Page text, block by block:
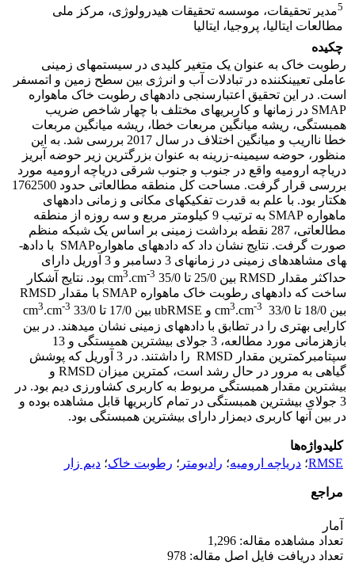
5مدیر تحقیقات، موسسه تحقیقات هیدرولوژی، مرکز ملی
مطالعات ایتالیا، پروجیا، ایتالیا
چکیده
رطوبت خاک به عنوان یک متغیر کلیدی در سیستم­های زمینی
عاملی تعیین­کننده در تبادلات آب و انرژی بین سطح زمین و اتمسفر
است. در این تحقیق اعتبارسنجی داده­های رطوبت خاک ماهواره
SMAP در زمان­ها و کاربری­های مختلف با چهار شاخص ضریب
همبستگی، ریشه میانگین مربعات خطا، ریشه میانگین مربعات
خطا نااریب و میانگین اختلاف در سال 2017 بررسی شد. به این
منظور، حوضه سیمینه-زرینه به عنوان بزرگترین زیر حوضه آبریز
دریاچه ارومیه واقع در جنوب و جنوب شرقی دریاچه ارومیه مورد
بررسی قرار گرفت. مساحت کل منطقه مطالعاتی حدود 1762500
هکتار بود. با علم به قدرت تفکیک­های مکانی و زمانی داده­های
ماهواره SMAP به ترتیب 9 کیلومتر مربع و سه روزه از منطقه
مطالعاتی، 287 نقطه برداشت زمینی بر اساس یک شبکه منظم
صورت گرفت. نتایج نشان داد که داده­های ماهوارهSMAP با داده­
های مشاهده­ای زمینی در زمان­های 3 دسامبر و 3 آوریل دارای
حداکثر مقدار RMSD بین 25/0 تا cm
3.cm-3
35/0 بود. نتایج آشکار
ساخت که داده­های رطوبت خاک ماهواره SMAP با مقدار RMSD
بین 18/0 تا cm
3.cm-3 33/0 و ubRMSE بین 17/0 تا cm 3.cm-3 33/0
کارایی بهتری را در تطابق با داده­های زمینی نشان می­دهند. در بین
بازه­زمانی مورد مطالعه، 3 جولای بیشترین همبستگی و 13
سپتامبرکمترین مقدار RMSD را داشتند. در 3 آوریل که پوشش
گیاهی به مرور در حال رشد است، کمترین میزان RMSD و
بیشترین مقدار همبستگی مربوط به کاربری کشاورزی دیم بود. در
3 جولای بیشترین همبستگی در تمام کاربری­ها قابل مشاهده بوده و
در بین آن­ها کاربری دیم­زار دارای بیشترین همبستگی بود.
کلیدواژه‌ها
RMSE؛ دریاچه ارومیه؛ رادیومتر ؛ رطوبت خاک؛ دیم زار
مراجع
آمار
تعداد مشاهده مقاله: 1,296
تعداد دریافت فایل اصل مقاله: 978